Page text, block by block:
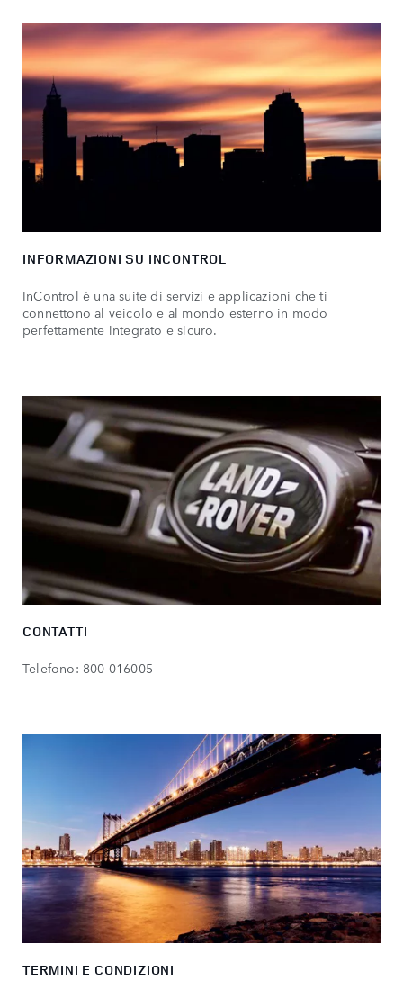
INFORMAZIONI SU INCONTROL
InControl è una suite di servizi e applicazioni che ti
connettono al veicolo e al mondo esterno in modo
perfettamente integrato e sicuro.
CONTATTI
Telefono: 800 016005
TERMINI E CONDIZIONI